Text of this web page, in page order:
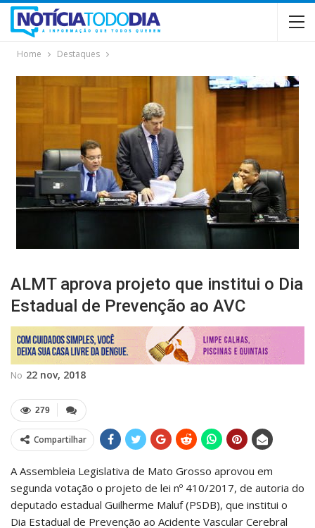
Home Destaques
ALMT aprova projeto que institui o Dia
Estadual de Prevenção ao AVC
No 22 nov, 2018
279
Compartilhar
A Assembleia Legislativa de Mato Grosso aprovou em
segunda votação o projeto de lei nº 410/2017, de autoria do
deputado estadual Guilherme Maluf (PSDB), que institui o
Dia Estadual de Prevenção ao Acidente Vascular Cerebral